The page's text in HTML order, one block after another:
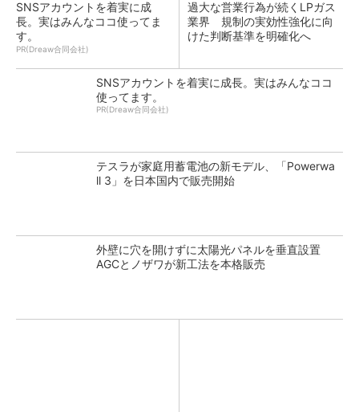
SNSアカウントを着実に成
長。実はみんなココ使ってま
す。
PR(Dreaw合同会社)
過大な営業行為が続くLPガス
業界 規制の実効性強化に向
けた判断基準を明確化へ
SNSアカウントを着実に成長。実はみんなココ
使ってます。
PR(Dreaw合同会社)
テスラが家庭用蓄電池の新モデル、「Powerwa
ll 3」を日本国内で販売開始
外壁に穴を開けずに太陽光パネルを垂直設置
AGCとノザワが新工法を本格販売